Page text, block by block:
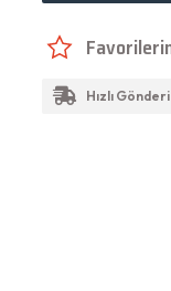
Hızlı Gönderi